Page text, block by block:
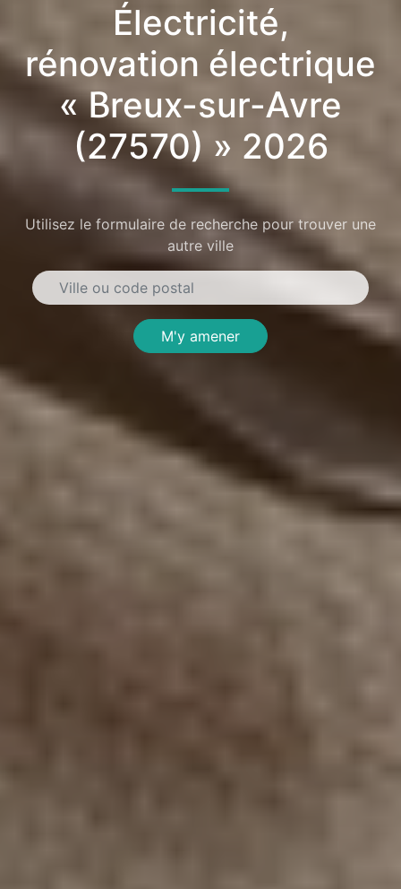
Électricité,
rénovation électrique
« Breux-sur-Avre
(27570) » 2026
Utilisez le formulaire de recherche pour trouver une
autre ville
M'y amener